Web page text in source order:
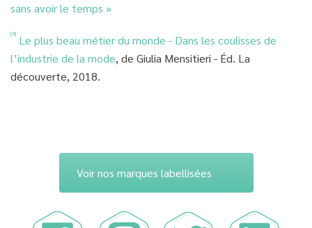
sans avoir le temps »
[4] Le plus beau métier du monde - Dans les coulisses de
l’industrie de la mode, de Giulia Mensitieri - Éd. La
découverte, 2018.
Voir nos marques labellisées